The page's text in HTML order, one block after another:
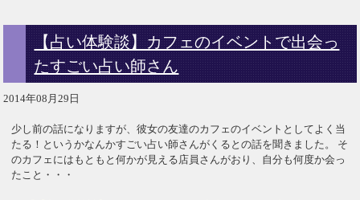
【占い体験談】カフェのイベントで出会っ
たすごい占い師さん
2014年08月29日
少し前の話になりますが、彼女の友達のカフェのイベントとしてよく当
たる！というかなんかすごい占い師さんがくるとの話を聞きました。 そ
のカフェにはもともと何かが見える店員さんがおり、自分も何度か会っ
たこと・・・